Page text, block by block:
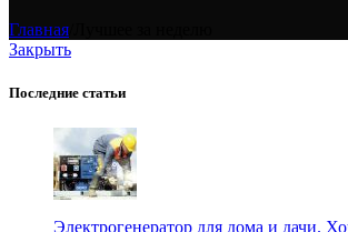
Главная
Закрыть
Последние статьи
Электрогенератор для дома и дачи.